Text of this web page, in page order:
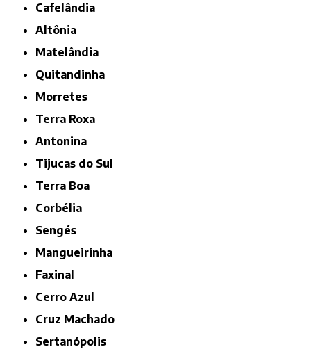
Cafelândia
Altônia
Matelândia
Quitandinha
Morretes
Terra Roxa
Antonina
Tijucas do Sul
Terra Boa
Corbélia
Sengés
Mangueirinha
Faxinal
Cerro Azul
Cruz Machado
Sertanópolis